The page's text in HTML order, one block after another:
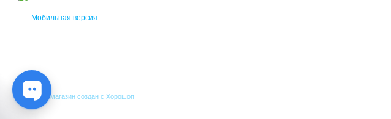
Мобильная версия
Интернет-магазин создан с Хорошоп